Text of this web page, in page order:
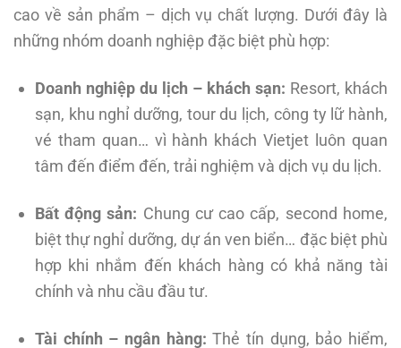
cao về sản phẩm – dịch vụ chất lượng. Dưới đây là
những nhóm doanh nghiệp đặc biệt phù hợp:
Doanh nghiệp du lịch – khách sạn: Resort, khách
sạn, khu nghỉ dưỡng, tour du lịch, công ty lữ hành,
vé tham quan… vì hành khách Vietjet luôn quan
tâm đến điểm đến, trải nghiệm và dịch vụ du lịch.
Bất động sản: Chung cư cao cấp, second home,
biệt thự nghỉ dưỡng, dự án ven biển… đặc biệt phù
hợp khi nhắm đến khách hàng có khả năng tài
chính và nhu cầu đầu tư.
Tài chính – ngân hàng: Thẻ tín dụng, bảo hiểm,